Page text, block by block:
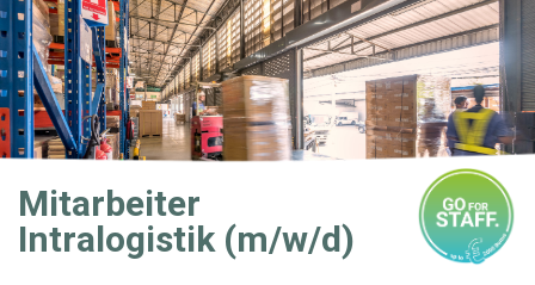
Mitarbeiter
Intralogistik (m/w/d)